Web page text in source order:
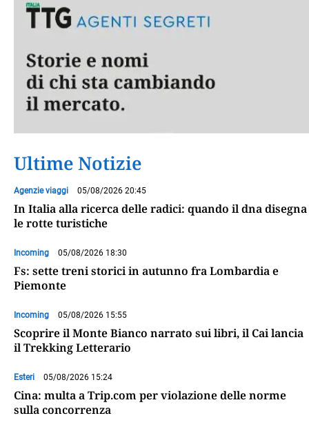
Ultime Notizie
Agenzie viaggi 05/08/2026 20:45
In Italia alla ricerca delle radici: quando il dna disegna
le rotte turistiche
Incoming 05/08/2026 18:30
Fs: sette treni storici in autunno fra Lombardia e
Piemonte
Incoming 05/08/2026 15:55
Scoprire il Monte Bianco narrato sui libri, il Cai lancia
il Trekking Letterario
Esteri 05/08/2026 15:24
Cina: multa a Trip.com per violazione delle norme
sulla concorrenza